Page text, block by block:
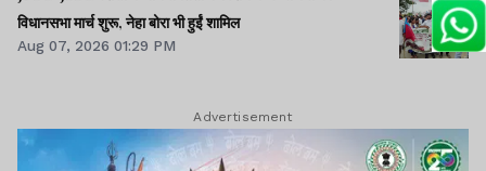
विधानसभा मार्च शुरू, नेहा बोरा भी हुईं शामिल
Aug 07, 2026 01:29 PM
Advertisement